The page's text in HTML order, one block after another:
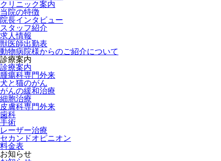
クリニック案内
当院の特徴
院長インタビュー
スタッフ紹介
求人情報
獣医師出勤表
動物病院様からのご紹介について
診療案内
診療案内
腫瘍科専門外来
犬と猫のがん
がんの緩和治療
細胞治療
皮膚科専門外来
歯科
手術
レーザー治療
セカンドオピニオン
料金表
お知らせ